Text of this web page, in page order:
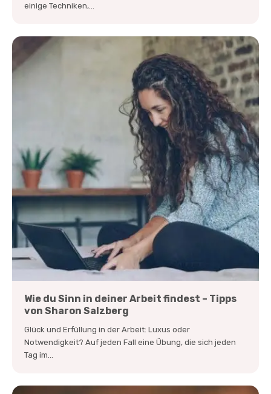
einige Techniken,...
Wie du Sinn in deiner Arbeit findest – Tipps
von Sharon Salzberg
Glück und Erfüllung in der Arbeit: Luxus oder
Notwendigkeit? Auf jeden Fall eine Übung, die sich jeden
Tag im...